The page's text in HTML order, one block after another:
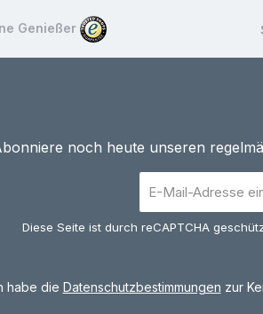
Genießer
noch heute unseren
Mail-
Adresse
*
Diese Seite ist durch reCAPTCHA
habe die Datenschutzbestimmungen zur